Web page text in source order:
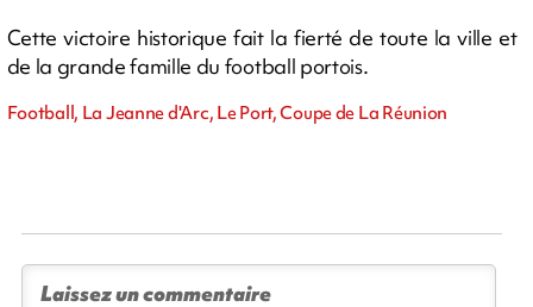
Cette victoire historique fait la fierté de toute la ville et
de la grande famille du football portois.
Football, La Jeanne d'Arc, Le Port, Coupe de La Réunion